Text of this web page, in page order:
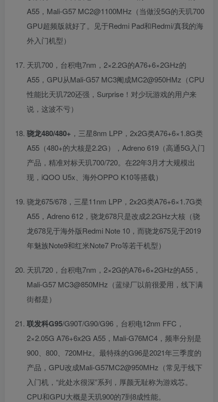
A55，Mali-G57 MC2@1100MHz（当做没5G的天玑700
GPU超频版就好了。见于Redmi Pad和Redmi/真我的海
外入门机型）
天玑700，台积电7nm，2×2.2G的A76+6×2GHz的
A55，GPU从Mali-G57 MC3阉成MC2@950HMz（CPU
性能比天玑720还强，Surprise！对少玩游戏的用户来
说，这波不亏）
骁龙480/480+ ，三星8nm LPP，2x2G类A76+6×1.8G类
A55（480+的大核是2.2G），Adreno 619（高通5G入门
产品，精准对标天玑700/720。在22年3月才大规模出
现，iQOO U5x、海外OPPO K10等搭载）
骁龙675/678，三星11nm LPP，2x2G类A76+6×1.7G类
A55，Adreno 612，骁龙678只是改成2.2GHz大核（骁
龙678见于海外版Redmi Note 10，而骁龙675见于2019
年魅族Note9和红米Note7 Pro等若干机型）
天玑720，台积电7nm，2×2G的A76+6×2GHz的A55，
Mali-G57 MC3@850MHz（蓝绿厂以前很爱用，线下满
街都是）
联发科G95/G90T/G90/G96，台积电12nm FFC，
2×2.05G A76+6x2G A55，Mali-G76MC4，频率分别是
900、800、720MHz。最特殊的G96是2021年三季度的
产品，GPU改成Mali-G57MC2@950MHz（常见于线下
入门机，“此处水很深”系列，厚颜无耻称为游戏芯。
CPU和GPU大概是天玑900的7到8成性能。